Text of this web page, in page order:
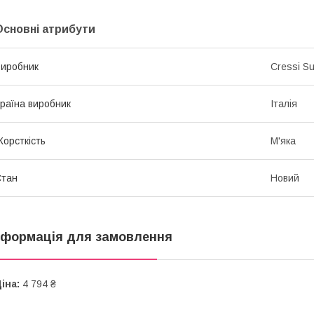
атрибути
Cressi
виробник Італія
М'яка
Новий
для замовлення
4 794 ₴